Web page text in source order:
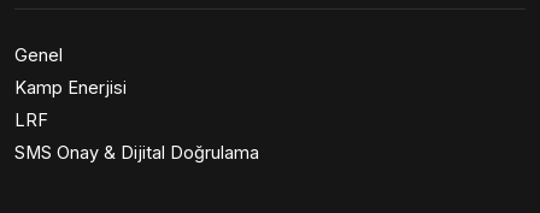
Genel
Kamp Enerjisi
LRF
SMS Onay & Dijital Doğrulama